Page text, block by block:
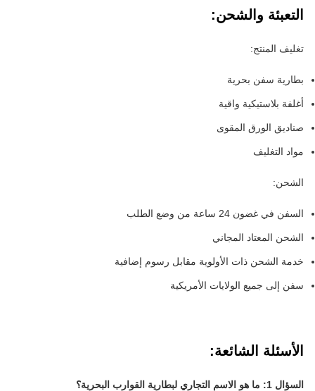
التعبئة والشحن:
تغليف المنتج:
بطارية سفن بحرية
أغلفة بلاستيكية واقية
صناديق الورق المقوى
مواد التغليف
الشحن:
السفن في غضون 24 ساعة من وضع الطلب
الشحن المعتاد المجاني
خدمة الشحن ذات الأولوية مقابل رسوم إضافية
سفن إلى جميع الولايات الأمريكية
الأسئلة الشائعة:
السؤال 1: ما هو الاسم التجاري لبطارية القوارب البحرية؟